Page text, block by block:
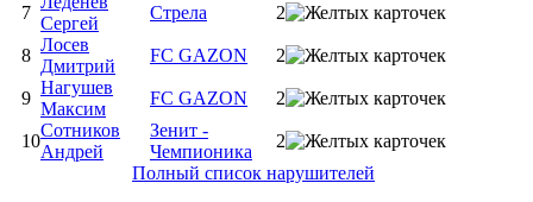
7
Сергей
Стрела 2
8
Лосев
Дмитрий
FC GAZON 2
9
Нагушев
Максим
FC GAZON 2
10
Сотников
Андрей
Зенит -
Чемпионика
2
Полный список нарушителей